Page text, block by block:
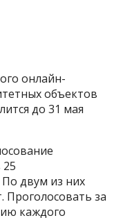
онлайн-
объектов
до 31 мая
двум из них
за
каждого